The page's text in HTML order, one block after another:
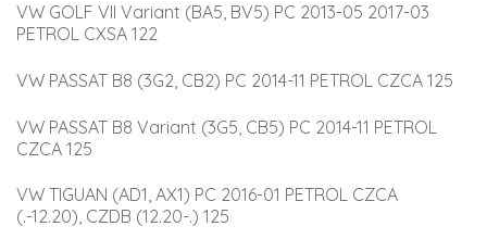
VW GOLF VII Variant (BA5, BV5) PC 2013-05 2017-03
PETROL CXSA 122
VW PASSAT B8 (3G2, CB2) PC 2014-11 PETROL CZCA 125
VW PASSAT B8 Variant (3G5, CB5) PC 2014-11 PETROL
CZCA 125
VW TIGUAN (AD1, AX1) PC 2016-01 PETROL CZCA
(.-12.20), CZDB (12.20-.) 125